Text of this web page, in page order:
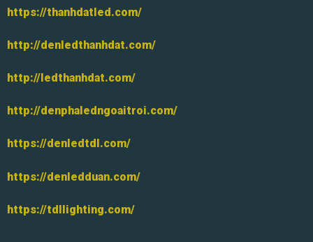
https://thanhdatled.com/
http://denledthanhdat.com/
http://ledthanhdat.com/
http://denphaledngoaitroi.com/
https://denledtdl.com/
https://denledduan.com/
https://tdllighting.com/